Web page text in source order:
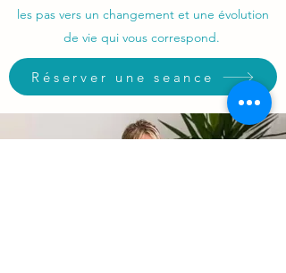
les pas vers un changement et une évolution
de vie qui vous correspond.
Réserver une seance